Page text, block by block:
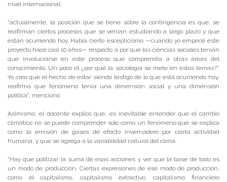
nivel internacional.
“actualmente, la posición que se tiene sobre la contingencia es que, se
reafirman ciertos procesos que se venían estudiando a largo plazo y que
están ocurriendo hoy. Había cierto escepticismo —cuando yo empecé este
proyecto hace casi 10 años— respecto a por qué las ciencias sociales tenían
que involucrarse en este proceso que comprendía a otras áreas del
conocimiento. Un poco el ¿por qué la sociología se mete en estos temas?”.
Yo creo que el hecho de estar siendo testigo de lo que está ocurriendo hoy,
reafirma que fenómeno tenía una dimensión social y una dimensión
política”, mencionó.
Asimismo, el docente explicó que, es inevitable entender que el cambio
climático no se puede comprender solo como un fenómeno que se explica
como la emisión de gases de efecto invernadero por cierta actividad
humana, y que se agrega a la variabilidad natural del clima.
“Hay que politizar la suma de esas acciones y ver que la base de todo es
un modo de producción. Ciertas expresiones de ese modo de producción,
como el capitalismo, capitalismo extractivo, capitalismo financiero